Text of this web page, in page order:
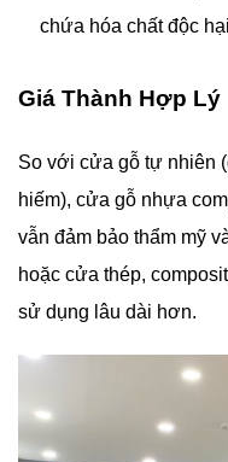
chứa hóa chất độc
Giá Thành Hợp Lý
So với cửa gỗ tự nhiên
hiếm), cửa gỗ nhựa
vẫn đảm bảo thẩm mỹ
hoặc cửa thép,
sử dụng lâu dài hơn.